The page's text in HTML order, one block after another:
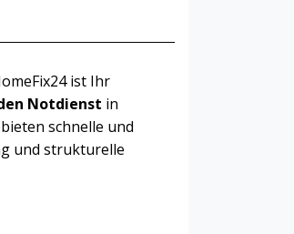
ist Ihr
Notdienst in
schnelle und
und strukturelle